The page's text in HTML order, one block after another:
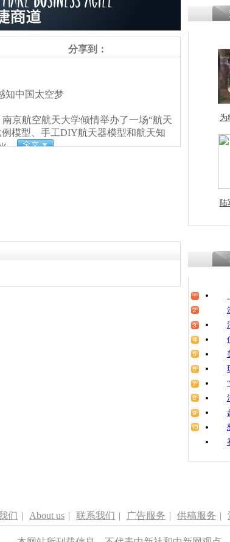
分享到：
中国太空梦
航空航天大学倾情举办了一场“航天
模型、手工DIY航天器模型和航天知
。
为
陆
们 | About us | 联系我们 | 广告服务 | 供稿服务 |